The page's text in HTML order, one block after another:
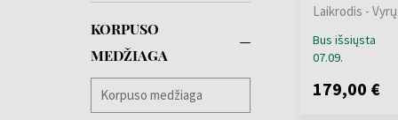
TIMBERLAND
Tommy Hilfiger
(+459)
Traser H3(+104)
KORPUSO
MEDŽIAGA
Laikrodis - Vyrų
Bus išsiųsta
07.09.
179,00 €